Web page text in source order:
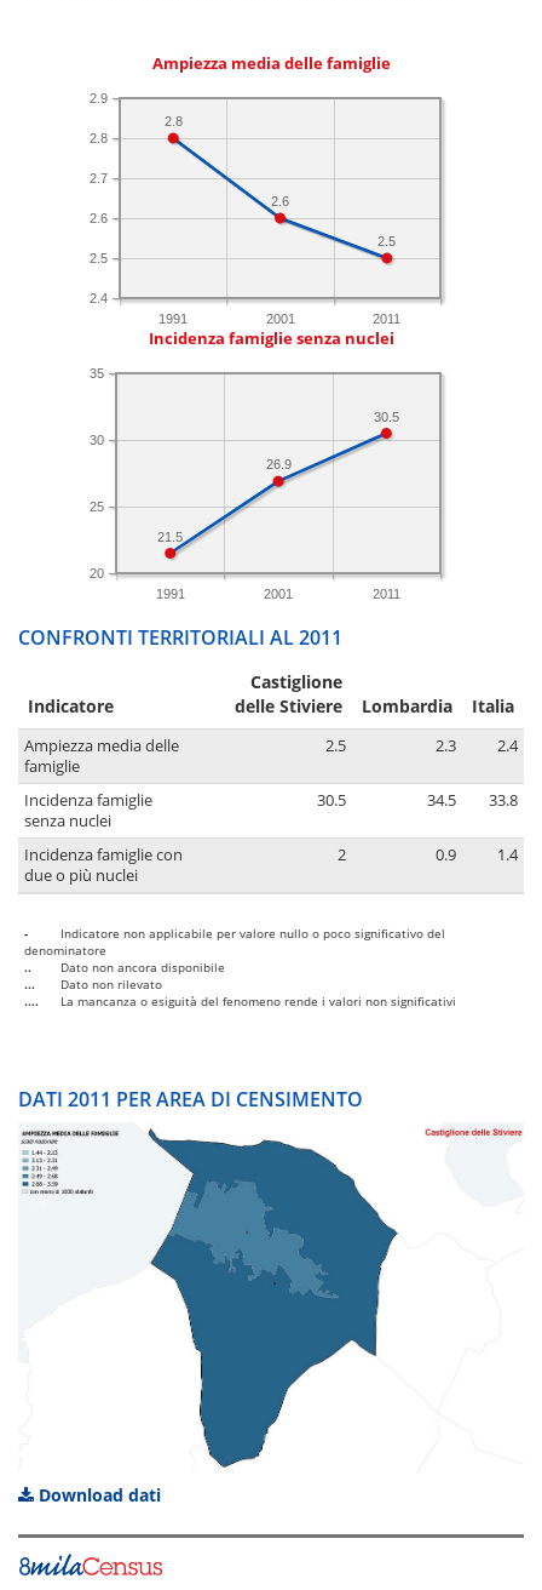
Ampiezza media delle famiglie
1991 2001 2011
2.4
2.5
2.6
2.7
2.8
2.9
2.5
2.6
2.8
Incidenza famiglie senza nuclei
1991 2001 2011
20
25
30
35
30.5
26.9
21.5
CONFRONTI TERRITORIALI AL 2011
Indicatore
Castiglione
delle Stiviere
Lombardia Italia
Ampiezza media delle
famiglie
2.5 2.3 2.4
Incidenza famiglie
senza nuclei
30.5 34.5 33.8
Incidenza famiglie con
due o più nuclei
2 0.9 1.4
-
Indicatore non applicabile per valore nullo o poco significativo del
denominatore
..
Dato non ancora disponibile
...
Dato non rilevato
....
La mancanza o esiguità del fenomeno rende i valori non significativi
DATI 2011 PER AREA DI CENSIMENTO
Download dati